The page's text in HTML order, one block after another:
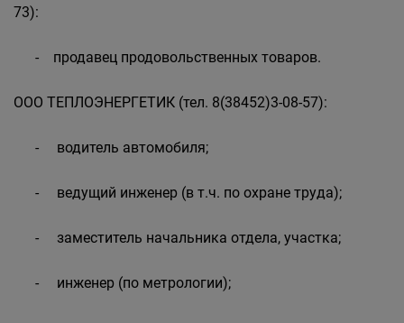
73):
- продавец продовольственных товаров.
ООО ТЕПЛОЭНЕРГЕТИК (тел. 8(38452)3-08-57):
- водитель автомобиля;
- ведущий инженер (в т.ч. по охране труда);
- заместитель начальника отдела, участка;
- инженер (по метрологии);